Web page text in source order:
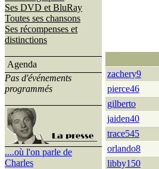
Ses DVD et BluRay
Toutes ses chansons
Ses récompenses et
distinctions
Agenda
Pas d'événements
programmés
....où l'on parle de
Charles
zachery9
pierce46
gilberto
jaiden40
trace545
orlando8
libby150